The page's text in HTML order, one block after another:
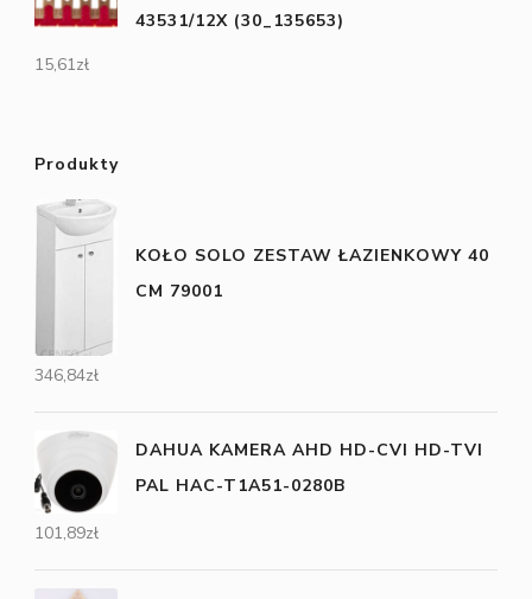
43531/12X (30_135653)
15,61zł
Produkty
KOŁO SOLO ZESTAW ŁAZIENKOWY 40
CM 79001
346,84zł
DAHUA KAMERA AHD HD-CVI HD-TVI
PAL HAC-T1A51-0280B
101,89zł